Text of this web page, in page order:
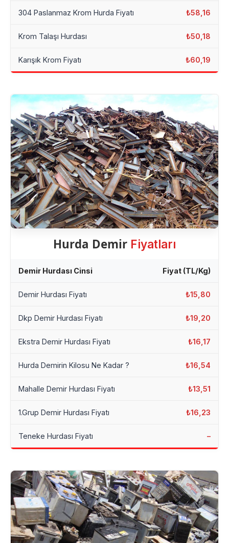
304 Paslanmaz Krom Hurda Fiyatı ₺58,16
Krom Talaşı Hurdası ₺50,18
Karışık Krom Fiyatı ₺60,19
Hurda Demir Fiyatları
Demir Hurdası Cinsi Fiyat (TL/Kg)
Demir Hurdası Fiyatı ₺15,80
Dkp Demir Hurdası Fiyatı ₺19,20
Ekstra Demir Hurdası Fiyatı ₺16,17
Hurda Demirin Kilosu Ne Kadar ? ₺16,54
Mahalle Demir Hurdası Fiyatı ₺13,51
1.Grup Demir Hurdası Fiyatı ₺16,23
Teneke Hurdası Fiyatı –